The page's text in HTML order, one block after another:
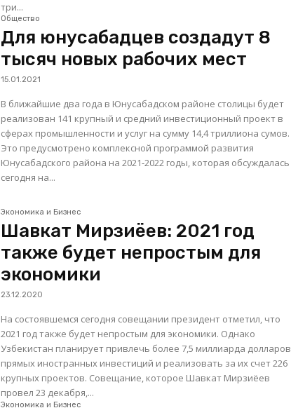
три...
Общество
Для юнусабадцев создадут 8
тысяч новых рабочих мест
15.01.2021
В ближайшие два года в Юнусабадском районе столицы будет
реализован 141 крупный и средний инвестиционный проект в
сферах промышленности и услуг на сумму 14,4 триллиона сумов.
Это предусмотрено комплексной программой развития
Юнусабадского района на 2021-2022 годы, которая обсуждалась
сегодня на...
Экономика и Бизнес
Шавкат Мирзиёев: 2021 год
также будет непростым для
экономики
23.12.2020
На состоявшемся сегодня совещании президент отметил, что
2021 год также будет непростым для экономики. Однако
Узбекистан планирует привлечь более 7,5 миллиарда долларов
прямых иностранных инвестиций и реализовать за их счет 226
крупных проектов. Совещание, которое Шавкат Мирзиёев
провел 23 декабря,...
Экономика и Бизнес